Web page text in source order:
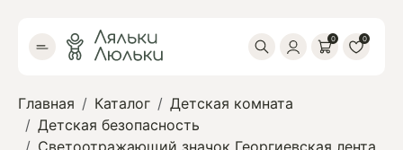
0 0
Главная Каталог
Детская комната
Детская безопасность